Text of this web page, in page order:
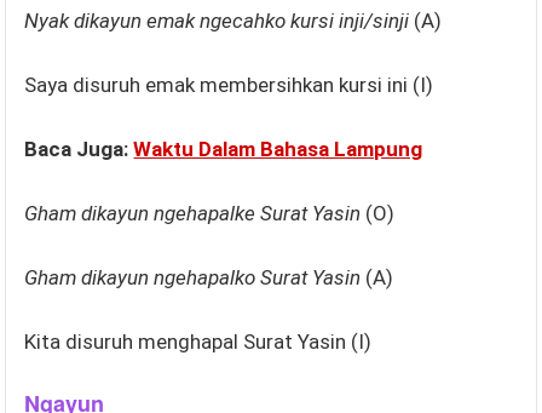
Nyak dikayun emak ngecahko kursi inji/sinji (A)
Saya disuruh emak membersihkan kursi ini (I)
Baca Juga:Waktu Dalam Bahasa Lampung
Gham dikayun ngehapalke Surat Yasin (O)
Gham dikayun ngehapalko Surat Yasin (A)
Kita disuruh menghapal Surat Yasin (I)
Ngayun